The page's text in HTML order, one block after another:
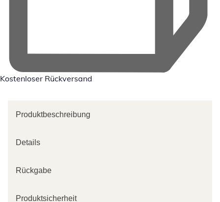
Kostenloser Rückversand
Produktbeschreibung
Details
Rückgabe
Produktsicherheit